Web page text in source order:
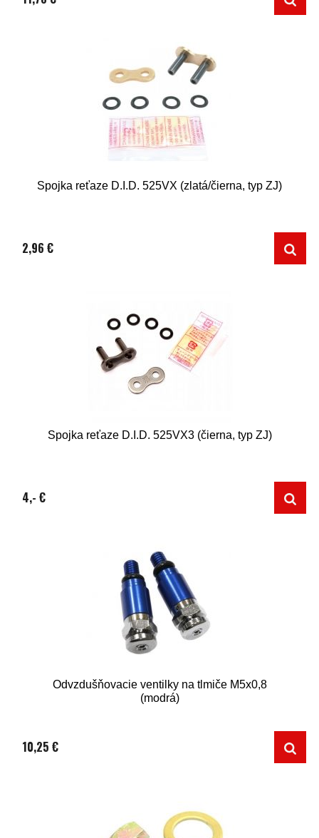
Spojka reťaze D.I.D. 525VX (zlatá/čierna, typ ZJ)
2,96 €
Spojka reťaze D.I.D. 525VX3 (čierna, typ ZJ)
4,- €
Odvzdušňovacie ventilky na tlmiče M5x0,8
(modrá)
10,25 €